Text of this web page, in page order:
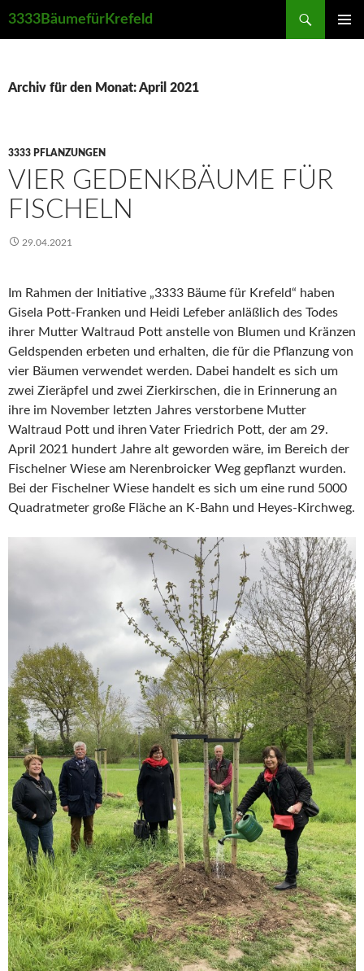
3333BäumefürKrefeld
Archiv für den Monat: April 2021
3333 PFLANZUNGEN
VIER GEDENKBÄUME FÜR
FISCHELN
29.04.2021
Im Rahmen der Initiative „3333 Bäume für Krefeld“ haben
Gisela Pott-Franken und Heidi Lefeber anläßlich des Todes
ihrer Mutter Waltraud Pott anstelle von Blumen und Kränzen
Geldspenden erbeten und erhalten, die für die Pflanzung von
vier Bäumen verwendet werden. Dabei handelt es sich um
zwei Zieräpfel und zwei Zierkirschen, die in Erinnerung an
ihre im November letzten Jahres verstorbene Mutter
Waltraud Pott und ihren Vater Friedrich Pott, der am 29.
April 2021 hundert Jahre alt geworden wäre, im Bereich der
Fischelner Wiese am Nerenbroicker Weg gepflanzt wurden.
Bei der Fischelner Wiese handelt es sich um eine rund 5000
Quadratmeter große Fläche an K-Bahn und Heyes-Kirchweg.